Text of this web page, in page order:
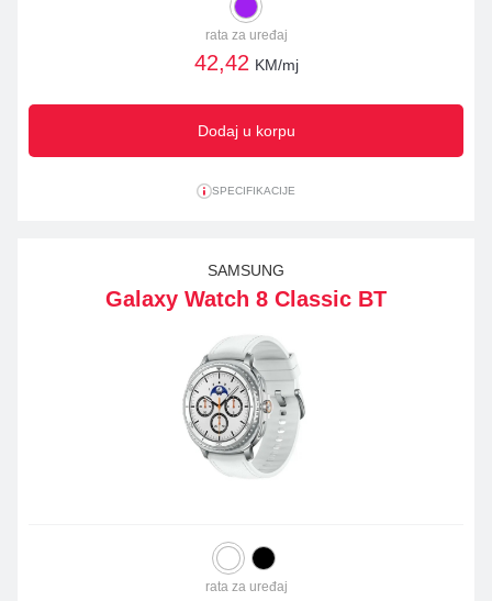
rata za uređaj
42,42 KM/mj
Dodaj u korpu
SPECIFIKACIJE
SAMSUNG
Galaxy Watch 8 Classic BT
rata za uređaj